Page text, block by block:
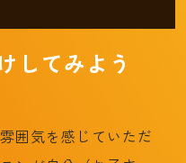
してみよう
囲気を感じていただ